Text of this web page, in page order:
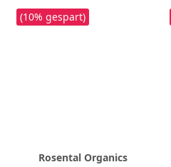
(10% gespart)
Rosental Organics